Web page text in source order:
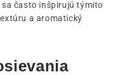
sa často inšpirujú týmito
a aromatický